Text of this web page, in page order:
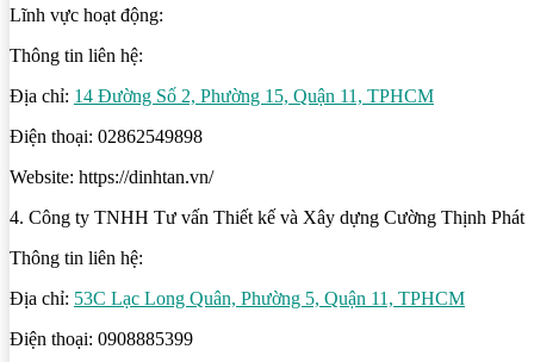
Lĩnh vực hoạt động:
Thông tin liên hệ:
Địa chỉ: 14 Đường Số 2, Phường 15, Quận 11, TPHCM
Điện thoại: 02862549898
Website: https://dinhtan.vn/
4. Công ty TNHH Tư vấn Thiết kế và Xây dựng Cường Thịnh Phát
Thông tin liên hệ:
Địa chỉ: 53C Lạc Long Quân, Phường 5, Quận 11, TPHCM
Điện thoại: 0908885399